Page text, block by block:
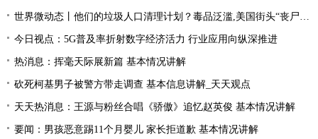
世界微动态丨他们的垃圾人口清理计划？毒品泛滥,美国街头“丧尸”遍地 白宫:新兴威胁
今日视点：5G普及率折射数字经济活力 行业应用向纵深推进
热消息：挥毫天际展新篇 基本情况讲解
砍死柯基男子被警方带走调查 基本信息讲解_天天观点
天天热消息：王源与粉丝合唱《骄傲》追忆赵英俊 基本情况讲解
要闻：男孩恶意踢11个月婴儿 家长拒道歉 基本情况讲解